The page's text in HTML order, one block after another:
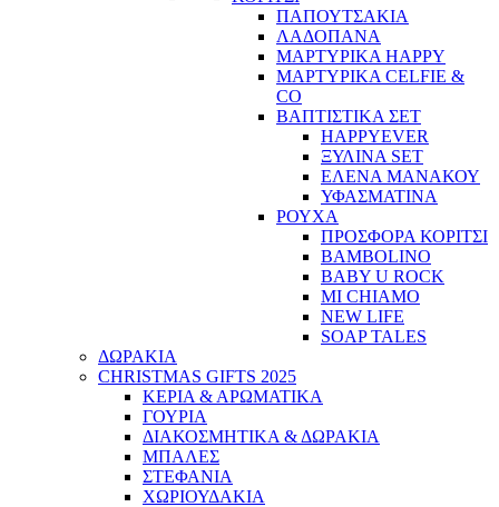
ΠΑΠΟΥΤΣΑΚΙΑ
ΛΑΔΟΠΑΝΑ
ΜΑΡΤΥΡΙΚΑ HAPPY
ΜΑΡΤΥΡΙΚΑ CELFIE &
CO
ΒΑΠΤΙΣΤΙΚΑ ΣΕΤ
HAPPYEVER
ΞΥΛΙΝΑ SET
ΕΛΕΝΑ ΜΑΝΑΚΟΥ
ΥΦΑΣΜΑΤΙΝΑ
ΡΟΥΧΑ
ΠΡΟΣΦΟΡΑ ΚΟΡΙΤΣΙ
BAMBOLINO
BABY U ROCK
MI CHIAMO
NEW LIFE
SOAP TALES
ΔΩΡΑΚΙΑ
CHRISTMAS GIFTS 2025
ΚΕΡΙΑ & ΑΡΩΜΑΤΙΚΑ
ΓΟΥΡΙΑ
ΔΙΑΚΟΣΜΗΤΙΚΑ & ΔΩΡΑΚΙΑ
ΜΠΑΛΕΣ
ΣΤΕΦΑΝΙΑ
ΧΩΡΙΟΥΔΑΚΙΑ